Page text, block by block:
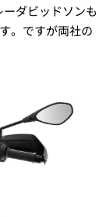
ダビッドソンも
。ですが両社の